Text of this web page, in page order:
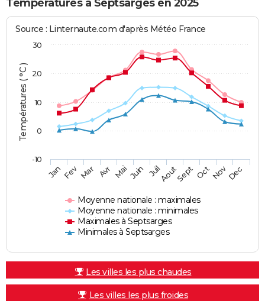
Températures à Septsarges en 2025
Températures ( °C )
Source : Linternaute.com d'après Météo France
Moyenne nationale : maximales
Moyenne nationale : minimales
Maximales à Septsarges
Minimales à Septsarges
JanFev Mar Avr MaiJuin JuilAoutSept OctNovDec
-10
0
10
20
30
Les villes les plus chaudes
Les villes les plus froides